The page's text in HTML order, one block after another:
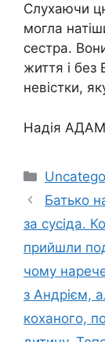
Слухаючи
могла
сестра.
життя і без
невістки,
Надія
Категорії
Батько
за сусіда.
прийшли
чому
з Андрієм,
коханого,